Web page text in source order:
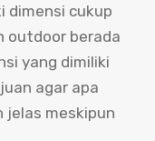
dimensi cukup
outdoor berada
yang dimiliki
agar apa
jelas meskipun